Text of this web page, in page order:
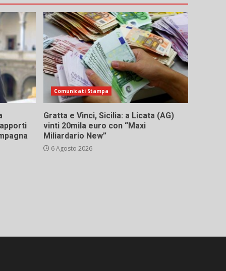
Comunicati Stampa
Gratta e Vinci, Sicilia: a Licata (AG)
vinti 20mila euro con “Maxi
Miliardario New”
6 Agosto 2026